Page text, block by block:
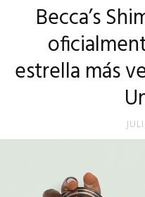
Becca’s
estrella más